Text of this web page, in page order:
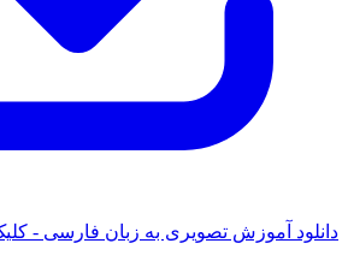
آموزش تصویری به زبان فارسی - کلیک کنید